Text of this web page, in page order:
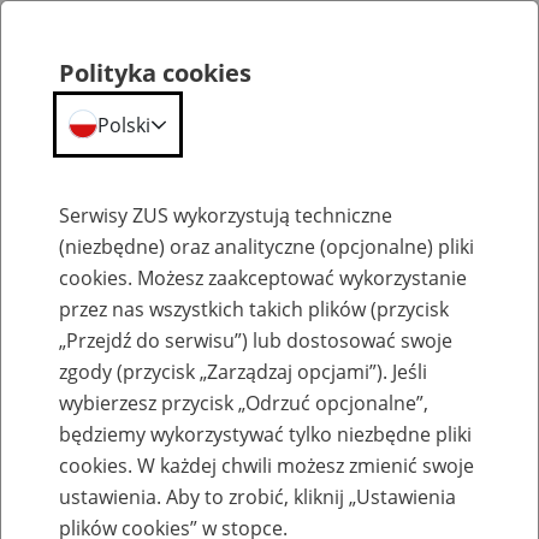
Szkolenia
Zaproś ZUS do siebie: Aktywni 50+
Polityka cookies
Polski
Serwisy ZUS wykorzystują techniczne
(niezbędne) oraz analityczne (opcjonalne) pliki
cookies. Możesz zaakceptować wykorzystanie
przez nas wszystkich takich plików (przycisk
„Przejdź do serwisu”) lub dostosować swoje
zgody (przycisk „Zarządzaj opcjami”). Jeśli
wybierzesz przycisk „Odrzuć opcjonalne”,
będziemy wykorzystywać tylko niezbędne pliki
cookies. W każdej chwili możesz zmienić swoje
ustawienia. Aby to zrobić, kliknij „Ustawienia
plików cookies” w stopce.